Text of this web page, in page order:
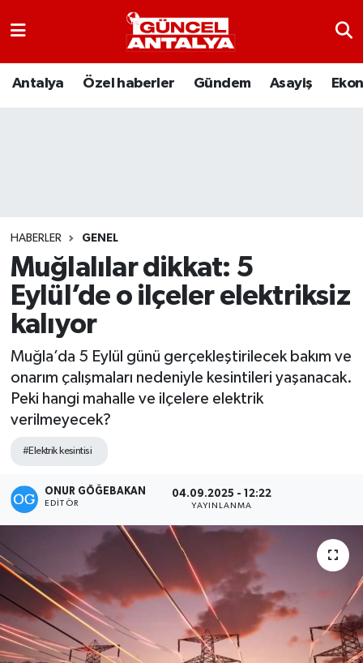
Antalya Özel haberler Gündem Asayiş
HABERLER GENEL
Muğlalılar dikkat: 5
Eylül’de o ilçeler elektriksiz
kalıyor
Muğla’da 5 Eylül günü gerçekleştirilecek bakım ve
onarım çalışmaları nedeniyle kesintileri yaşanacak.
Peki hangi mahalle ve ilçelere elektrik
verilmeyecek?
#Elektrik kesintisi
ONUR GÖĞEBAKAN
EDITÖR
04.09.2025 - 12:22
YAYINLANMA
Antalya
Eğitim
Ekonomi
Gündem
Kültür-Sanat
Siyaset
Spor
Nöbetçi Eczaneler
Tüm Manşetler
Son Dakika Haberleri
Haber Arşivi